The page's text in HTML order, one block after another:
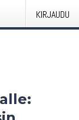
KIRJAUDU